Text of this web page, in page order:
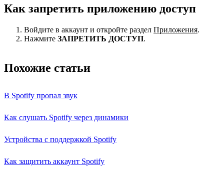
Как запретить приложению доступ
Войдите в аккаунт и откройте раздел Приложения.
Нажмите ЗАПРЕТИТЬ ДОСТУП.
Похожие статьи
В Spotify пропал звук
Как слушать Spotify через динамики
Устройства с поддержкой Spotify
Как защитить аккаунт Spotify